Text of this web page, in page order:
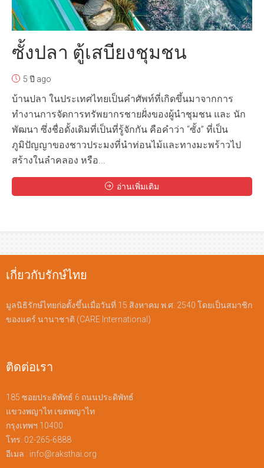
ซั้งปลา ตู้เสบียงชุมชน
5 ปี ago
บ้านปลา ในประเทศไทยเป็นคำศัพท์ที่เกิดขึ้นมาจากการ
ทำงานการจัดการทรัพยากรชายฝั่งของผู้นำชุมชน และ นัก
พัฒนา ซึ่งชื่อดั้งเดิมที่เป็นที่รู้จักกัน คือคำว่า “ซั้ง” ที่เป็น
ภูมิปัญญาของชาวประมงที่นำท่อนไม้และทางมะพร้าวไป
สร้างในลำคลอง หรือ...
อ่านเพิ่มเติม
เกี่ยวกับรักษ์ไทย
มูลนิธิรักษ์ไทยก่อตั้งขึ้นเมื่อวันที่ 15 สิงหาคม พ.ศ. 2540 โดยเป็นสมาชิก
ของแคร์ นานาชาติ (CARE International)
ติดต่อเรา
185 ซอยประดิพัทธ์ 6 ถนนประดิพัทธ์
แขวงพญาไท เขตพญาไท
กรุงเทพฯ 10400
โทร. 02-265-6888
อีเมล : info@raksthai.org